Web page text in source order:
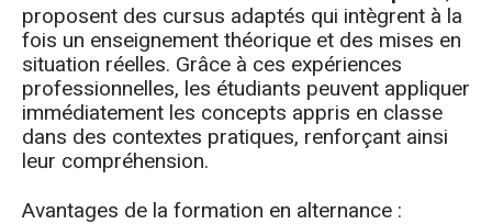
proposent des cursus adaptés qui intègrent à la
fois un enseignement théorique et des mises en
situation réelles. Grâce à ces expériences
professionnelles, les étudiants peuvent appliquer
immédiatement les concepts appris en classe
dans des contextes pratiques, renforçant ainsi
leur compréhension.
Avantages de la formation en alternance :